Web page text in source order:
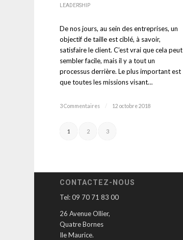
LEADERSHIP
De nos jours, au sein des entreprises, un
objectif de taille est ciblé, à savoir,
satisfaire le client. C’est vrai que cela peut
sembler facile, mais il y a tout un
processus derrière. Le plus important est
que toutes les missions visant…
3 Commentaires / 12 octobre 2018
1 2 3
CONTACTEZ-NOUS
Tel: 09 70 71 83 00
26 Avenue Ollier,
Quatre Bornes
Ile Maurice.